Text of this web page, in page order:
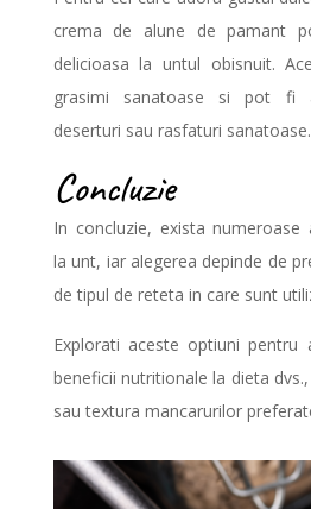
crema de alune de pamant
delicioasa la untul obisnuit.
grasimi sanatoase si pot fi
deserturi sau rasfaturi sanatoase.
Concluzie
In concluzie, exista numeroase
la unt, iar alegerea depinde de
de tipul de reteta in care sunt
Explorati aceste optiuni pentru
beneficii nutritionale la dieta
sau textura mancarurilor